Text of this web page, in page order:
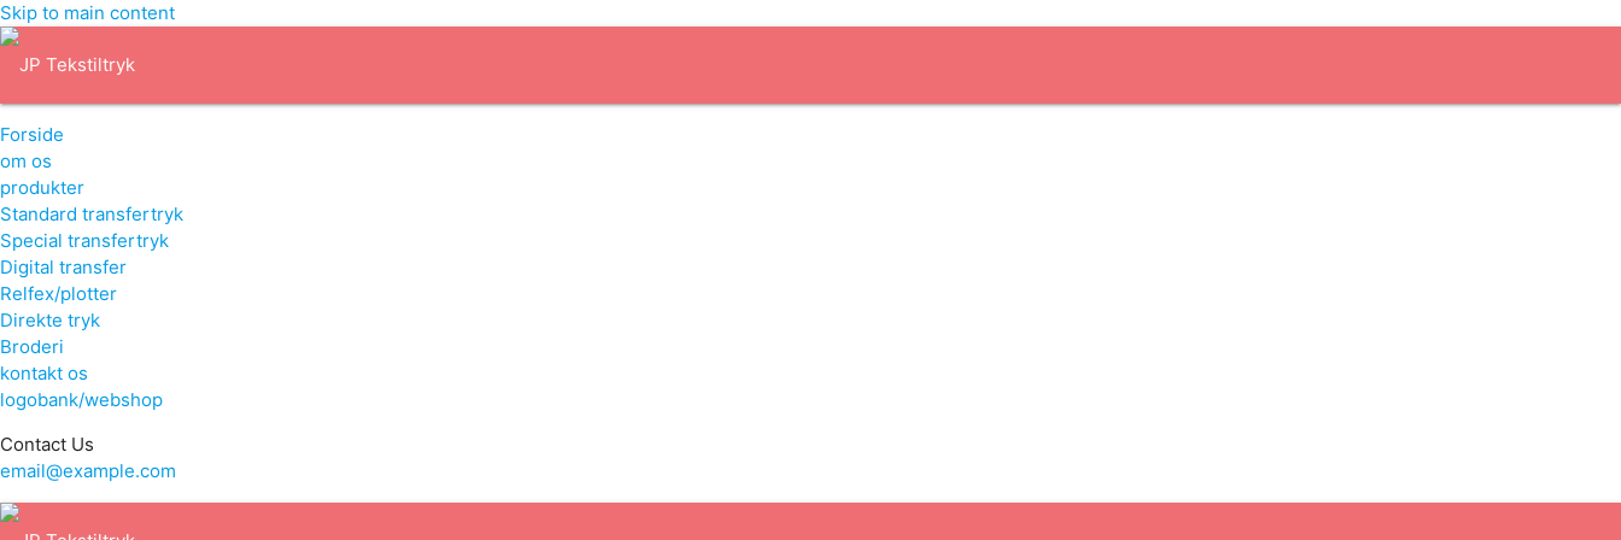
Skip to main content
Forside
om os
produkter
Standard transfertryk
Special transfertryk
Digital transfer
Relfex/plotter
Direkte tryk
Broderi
kontakt os
logobank/webshop
Contact Us
email@example.com